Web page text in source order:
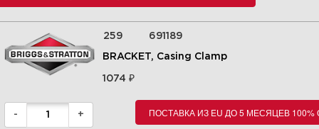
259 691189
BRACKET, Casing Clamp
1074₽
- + ПОСТАВКА ИЗ EU ДО 5 МЕСЯЦЕВ